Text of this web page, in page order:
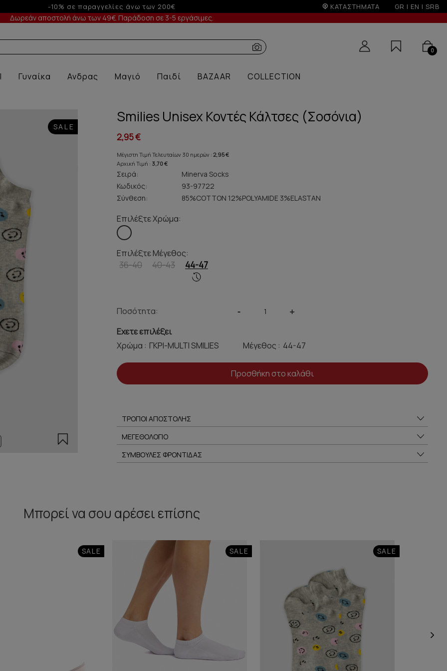
άνω των 200€ Έως 6 άτοκες δόσεις με πιστωτική άνω των 100€
ΚΑΤΑΣΤΗΜΑΤΑ GR | EN | SRB
Δωρεάν αποστολή άνω των 49€. Παράδοση σε 3-5 εργάσιμες.
0
Γυναίκα Ανδρας Μαγιό Παιδί BAZAAR COLLECTION
SALE
Smilies Unisex Κοντές Κάλτσες (Σοσόνια)
2,95 €
Μέγιστη Τιμή Τελευταίων 30 ημερών : 2,95 €
Αρχική Τιμή : 3,70 €
Σειρά:
Minerva Socks
Κωδικός:
93-97722
Σύνθεση:
85%COTTON 12%POLYAMIDE 3%ELASTAN
Επιλέξτε Χρώμα:
Επιλέξτε Μέγεθος:
36-40 40-43 44-47
Ποσότητα: - +
Εχετε επιλέξει
Χρώμα :
Μέγεθος :
Προσθήκη στο καλάθι
ΤΡΟΠΟΙ ΑΠΟΣΤΟΛΗΣ
ΜΕΓΕΘΟΛΟΓΙΟ
ΣΥΜΒΟΥΛΕΣ ΦΡΟΝΤΙΔΑΣ
Μπορεί να σου αρέσει επίσης
SALE SALE SALE